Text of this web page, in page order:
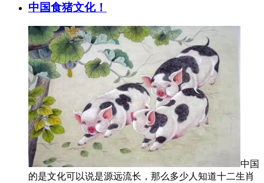
中国食猪文化！
中国
的是文化可以说是源远流长，那么多少人知道十二生肖